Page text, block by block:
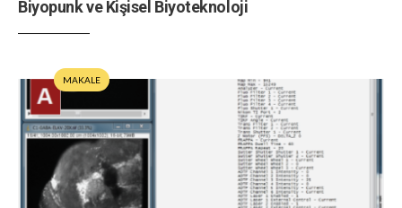
Biyopunk ve Kişisel Biyoteknoloji
MAKALE